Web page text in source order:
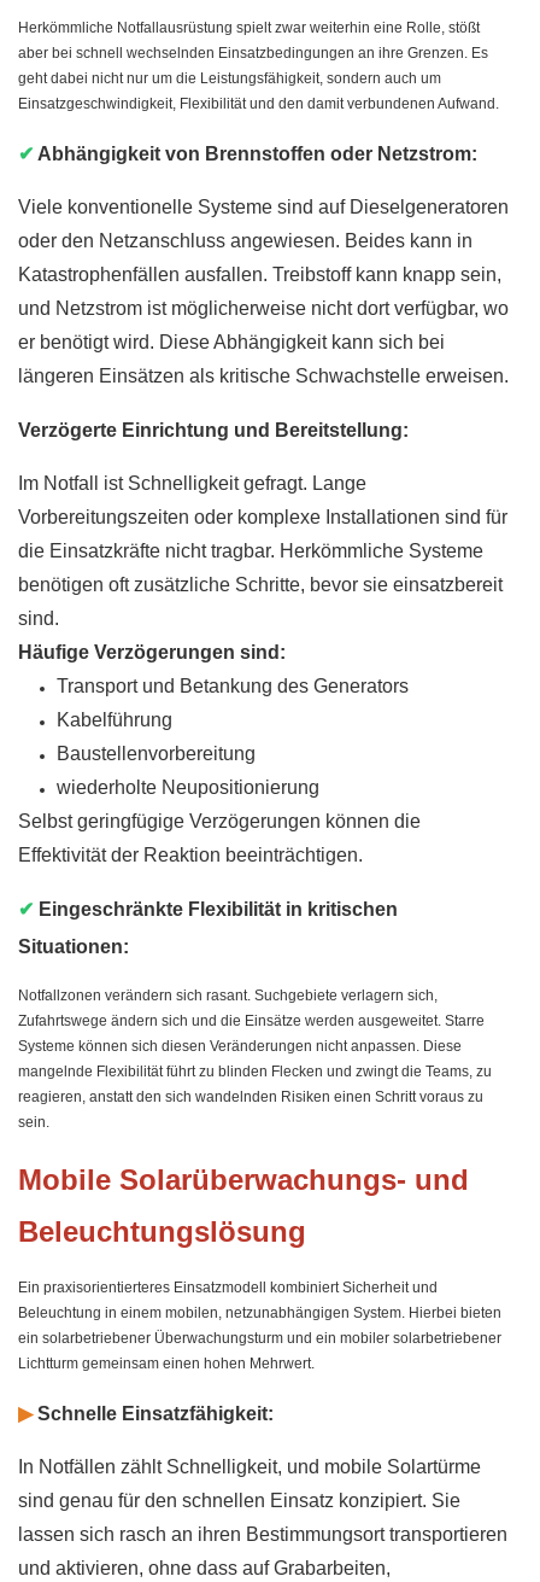
Herkömmliche Notfallausrüstung spielt zwar weiterhin eine Rolle, stößt
aber bei schnell wechselnden Einsatzbedingungen an ihre Grenzen. Es
geht dabei nicht nur um die Leistungsfähigkeit, sondern auch um
Einsatzgeschwindigkeit, Flexibilität und den damit verbundenen Aufwand.
✔ Abhängigkeit von Brennstoffen oder Netzstrom:
Viele konventionelle Systeme sind auf Dieselgeneratoren
oder den Netzanschluss angewiesen. Beides kann in
Katastrophenfällen ausfallen. Treibstoff kann knapp sein,
und Netzstrom ist möglicherweise nicht dort verfügbar, wo
er benötigt wird. Diese Abhängigkeit kann sich bei
längeren Einsätzen als kritische Schwachstelle erweisen.
Verzögerte Einrichtung und Bereitstellung:
Im Notfall ist Schnelligkeit gefragt. Lange
Vorbereitungszeiten oder komplexe Installationen sind für
die Einsatzkräfte nicht tragbar. Herkömmliche Systeme
benötigen oft zusätzliche Schritte, bevor sie einsatzbereit
sind.
Häufige Verzögerungen sind:
Transport und Betankung des Generators
Kabelführung
Baustellenvorbereitung
wiederholte Neupositionierung
Selbst geringfügige Verzögerungen können die
Effektivität der Reaktion beeinträchtigen.
✔ Eingeschränkte Flexibilität in kritischen
Situationen:
Notfallzonen verändern sich rasant. Suchgebiete verlagern sich,
Zufahrtswege ändern sich und die Einsätze werden ausgeweitet. Starre
Systeme können sich diesen Veränderungen nicht anpassen. Diese
mangelnde Flexibilität führt zu blinden Flecken und zwingt die Teams, zu
reagieren, anstatt den sich wandelnden Risiken einen Schritt voraus zu
sein.
Mobile Solarüberwachungs- und
Beleuchtungslösung
Ein praxisorientierteres Einsatzmodell kombiniert Sicherheit und
Beleuchtung in einem mobilen, netzunabhängigen System. Hierbei bieten
ein solarbetriebener Überwachungsturm und ein mobiler solarbetriebener
Lichtturm gemeinsam einen hohen Mehrwert.
▶Schnelle Einsatzfähigkeit:
In Notfällen zählt Schnelligkeit, und mobile Solartürme
sind genau für den schnellen Einsatz konzipiert. Sie
lassen sich rasch an ihren Bestimmungsort transportieren
und aktivieren, ohne dass auf Grabarbeiten,